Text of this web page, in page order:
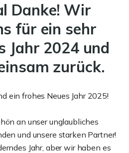
Danke! Wir
für ein sehr
Jahr 2024 und
zurück.
ein frohes Neues Jahr 2025!
an unser unglaubliches
und unsere starken Partner!
Jahr, aber wir haben es